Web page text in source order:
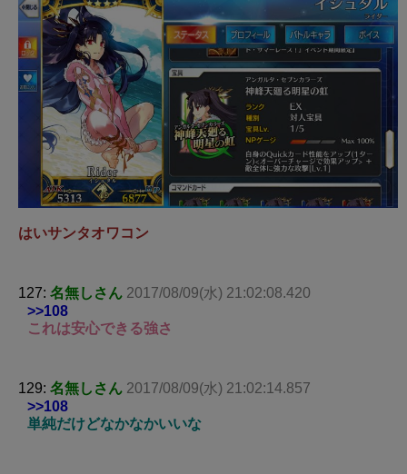
はいサンタオワコン
127: 名無しさん 2017/08/09(水) 21:02:08.420
>>108
これは安心できる強さ
129: 名無しさん 2017/08/09(水) 21:02:14.857
>>108
単純だけどなかなかいいな